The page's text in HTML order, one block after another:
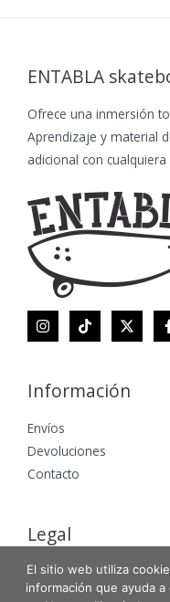
ENTABLA
Ofrece una inmersión
Aprendizaje y material
adicional con
Información
Envíos
Devoluciones
Contacto
Legal
Aviso Legal
Política de Privacidad
El sitio web utiliza
información que ayuda